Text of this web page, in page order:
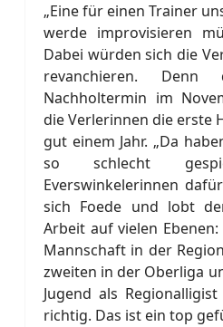
„Eine für einen Trainer
werde improvisieren
Dabei würden sich die
revanchieren.
Nachholtermin im
die Verlerinnen die erste
gut einem Jahr. „Da
so schlecht
Everswinkelerinnen
sich Foede und lobt
Arbeit auf vielen
Mannschaft in der
zweiten in der Oberliga
Jugend als
richtig. Das ist ein top